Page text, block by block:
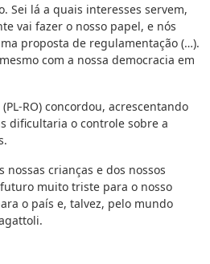
Sei lá a quais interesses servem,
vai fazer o nosso papel, e nós
proposta de regulamentação (…).
com a nossa democracia em
RO) concordou, acrescentando
dificultaria o controle sobre a
nossas crianças e dos nossos
muito triste para o nosso
o país e, talvez, pelo mundo